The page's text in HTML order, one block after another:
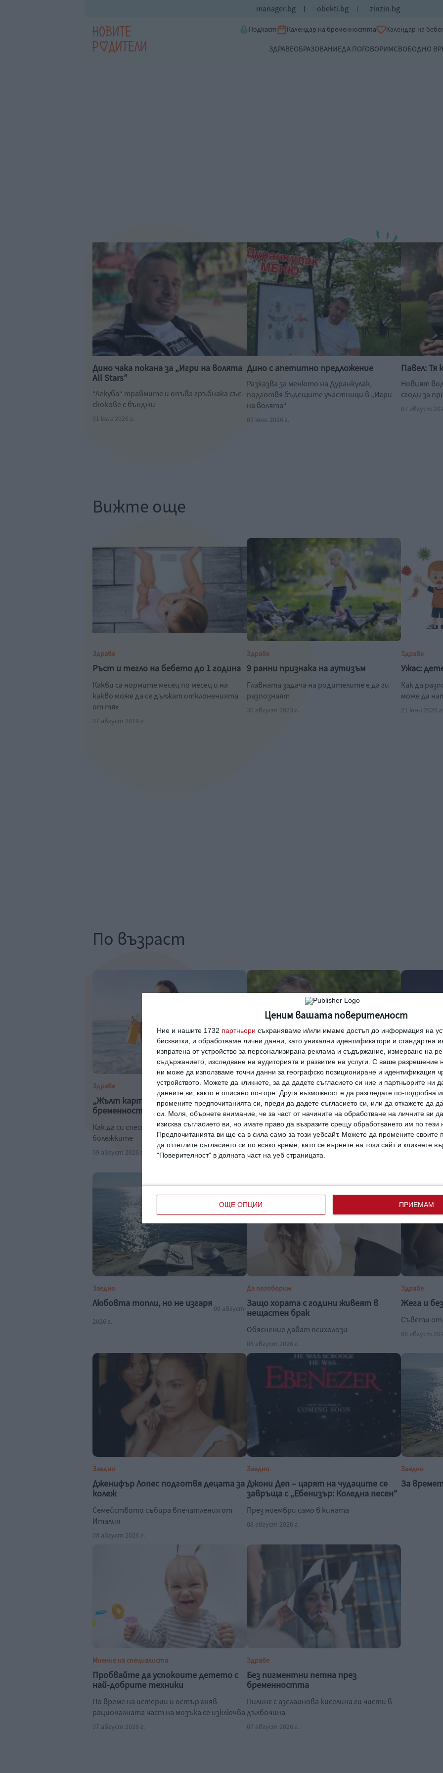
Ценим вашата поверителност
Ние и нашите 1732 партньори съхраняваме и/или имаме достъп до информация на
бисквитки, и обработваме лични данни, като уникални идентификатори и стандартна
изпратена от устройство за персонализирана реклама и съдържание, измерване на
съдържанието, изследване на аудиторията и развитие на услуги. С ваше разрешение
ни може да използваме точни данни за географско позициониране и идентификация
устройството. Можете да кликнете, за да дадете съгласието си ние и партньорите ни
данните ви, както е описано по-горе. Друга възможност е да разгледате по-подробна
промените предпочитанията си, преди да дадете съгласието си, или да откажете да
си.
Моля, обърнете внимание, че за част от начините на обработване на личните ви
изисква съгласието ви, но имате право да възразите срещу обработването им по тези
Предпочитанията ви ще са в сила само за този уебсайт. Можете да промените своите
да оттеглите съгласието си по всяко време, като се върнете на този сайт и кликнете
"Поверителност" в долната част на уеб страницата.
ОЩЕ ОПЦИИ ПРИЕМАМ
manager.bg obekti.bg zinzin.bg
Подкаст Календар на бременността Календар на
ЗДРАВЕОБРАЗОВАНИЕДА ПОГОВОРИМСВОБОДНО
Дино чака покана за „Игри на волята
All Stars”
“Лекува“ травмите и опъва гръбнака със
скокове с бънджи
01 юли 2026 г.
Дино с апетитно предложение
Разказва за менюто на Дуранкулак,
подготвя бъдещите участници в „Игри
на волята“
03 юни 2026 г.
Павел: Тя
Новият
сгоди за
07 август
Вижте още
Здраве
Ръст и тегло на бебето до 1 година
Какви са нормите месец по месец и на
какво може да се дължат отклоненията
от тях
07 август 2019 г.
Здраве
9 ранни признака на аутизъм
Главната задача на родителите е да ги
разпознаят
30 август 2023 г.
Здраве
Ужас:
Как да
може да
21 юни 2020 г.
По възраст
Здраве
„Жълт картон“ за тегобите на
бременността
Как да си спестим дискомфорта и
болежките
09 август 2026 г.
Мнение на специалиста
Детето пита: Защо сърцето бие
Как да обясните и да разпалите
любопитството му
09 август 2026 г.
Здраве
Защо не
на
Заедно
Любовта топли, но не изгаря 09 август
2026 г.
Да поговорим
Защо хората с години живеят в
нещастен брак
Обяснение дават психолози
08 август 2026 г.
Здраве
Жега и
Съвети от
08 август
Заедно
Дженифър Лопес подготвя децата за
колеж
Семейството събира впечатления от
Италия
08 август 2026 г.
Заедно
Джони Деп – царят на чудаците се
завръща с „Ебенизър: Коледна песен“
През ноември само в кината
08 август 2026 г.
Заедно
За
Мнение на специалиста
Пробвайте да успокоите детето с
най-добрите техники
По време на истерии и остър гняв
рационалната част на мозъка се изключва
07 август 2026 г.
Здраве
Без пигментни петна през
бременността
Пилинг с азелаинова киселина ги чисти в
дълбочина
07 август 2026 г.